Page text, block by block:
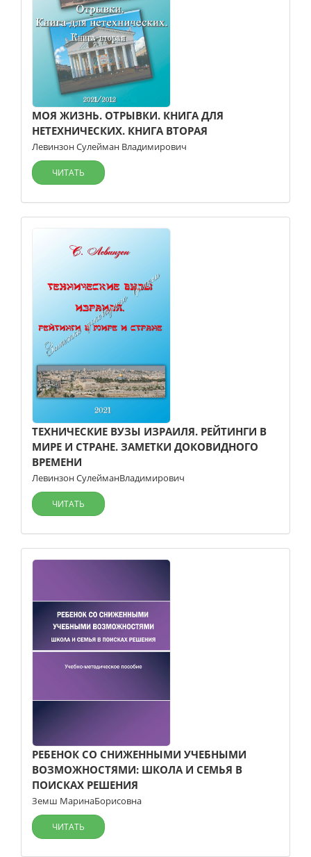
МОЯ ЖИЗНЬ. ОТРЫВКИ. КНИГА ДЛЯ
НЕТЕХНИЧЕСКИХ. КНИГА ВТОРАЯ
Левинзон Сулейман Владимирович
ЧИТАТЬ
ТЕХНИЧЕСКИЕ ВУЗЫ ИЗРАИЛЯ. РЕЙТИНГИ В
МИРЕ И СТРАНЕ. ЗАМЕТКИ ДОКОВИДНОГО
ВРЕМЕНИ
Левинзон СулейманВладимирович
ЧИТАТЬ
РЕБЕНОК СО СНИЖЕННЫМИ УЧЕБНЫМИ
ВОЗМОЖНОСТЯМИ: ШКОЛА И СЕМЬЯ В
ПОИСКАХ РЕШЕНИЯ
Земш МаринаБорисовна
ЧИТАТЬ